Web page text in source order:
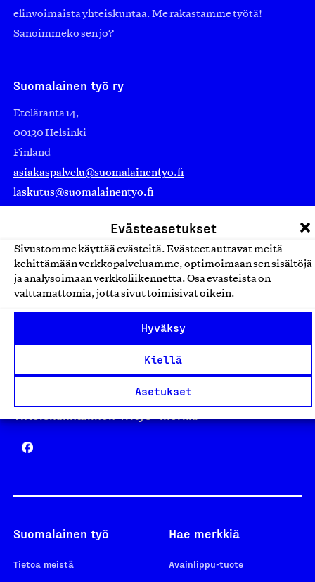
Evästeasetukset
Sivustomme käyttää evästeitä. Evästeet auttavat meitä
kehittämään verkkopalveluamme, optimoimaan sen sisältöjä
ja analysoimaan verkkoliikennettä. Osa evästeistä on
välttämättömiä, jotta sivut toimisivat oikein.
Hyväksy
Kiellä
Asetukset
elinvoimaista yhteiskuntaa. Me rakastamme työtä!
Sanoimmeko sen jo?
Suomalainen työ ry
Eteläranta 14,
00130 Helsinki
Finland
asiakaspalvelu@suomalainentyo.fi
laskutus@suomalainentyo.fi
Avainlippu
Suomalainen työ
Tietoa meistä
Hae merkkiä
Avainlippu-tuote